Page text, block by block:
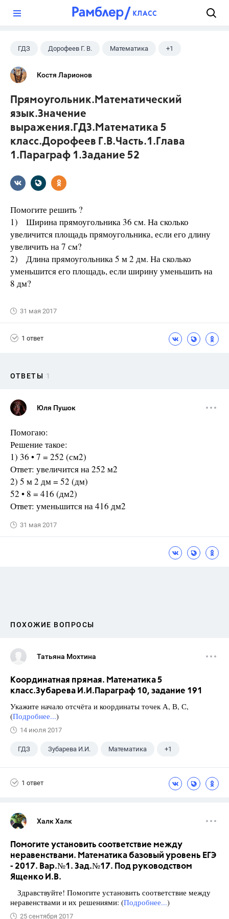
ГДЗ Дорофеев Г. В. Математика +1
5 класс
Костя Ларионов
Прямоугольник.Математический
язык.Значение
выражения.ГДЗ.Математика 5
класс.Дорофеев Г.В.Часть.1.Глава
1.Параграф 1.Задание 52
Помогите решить ?
1) Ширина прямоугольника 36 см. На сколько
увеличится площадь прямоугольника, если его длину
увеличить на 7 см?
2) Длина прямоугольника 5 м 2 дм. На сколько
уменьшится его площадь, если ширину уменьшить на
8 дм?
31 мая 2017
1 ответ
ОТВЕТЫ 1
Юля Пушок
Помогаю:
Решение такое:
1) 36 • 7 = 252 (см2)
Ответ: увеличится на 252 м2
2) 5 м 2 дм = 52 (дм)
52 • 8 = 416 (дм2)
Ответ: уменьшится на 416 дм2
31 мая 2017
ПОХОЖИЕ ВОПРОСЫ
Татьяна Мохтина
Координатная прямая. Математика 5
класс.Зубарева И.И.Параграф 10, задание 191
Укажите начало отсчёта и координаты точек А, В, С,
(Подробнее...)
14 июля 2017
ГДЗ Зубарева И.И. Математика +1
1 ответ
Халк Халк
Помогите установить соответствие между
неравенствами. Математика базовый уровень ЕГЭ
- 2017. Вар.№1. Зад.№17. Под руководством
Ященко И.В.
Здравствуйте! Помогите установить соответствие между
неравенствами и их решениями: (Подробнее...)
25 сентября 2017